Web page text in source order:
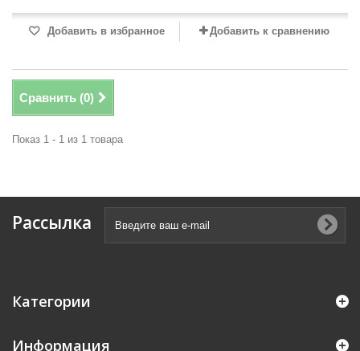
Добавить в избранное Добавить к сравнению
Сравнить (0)
Показ 1 - 1 из 1 товара
Рассылка
Категории
Информация